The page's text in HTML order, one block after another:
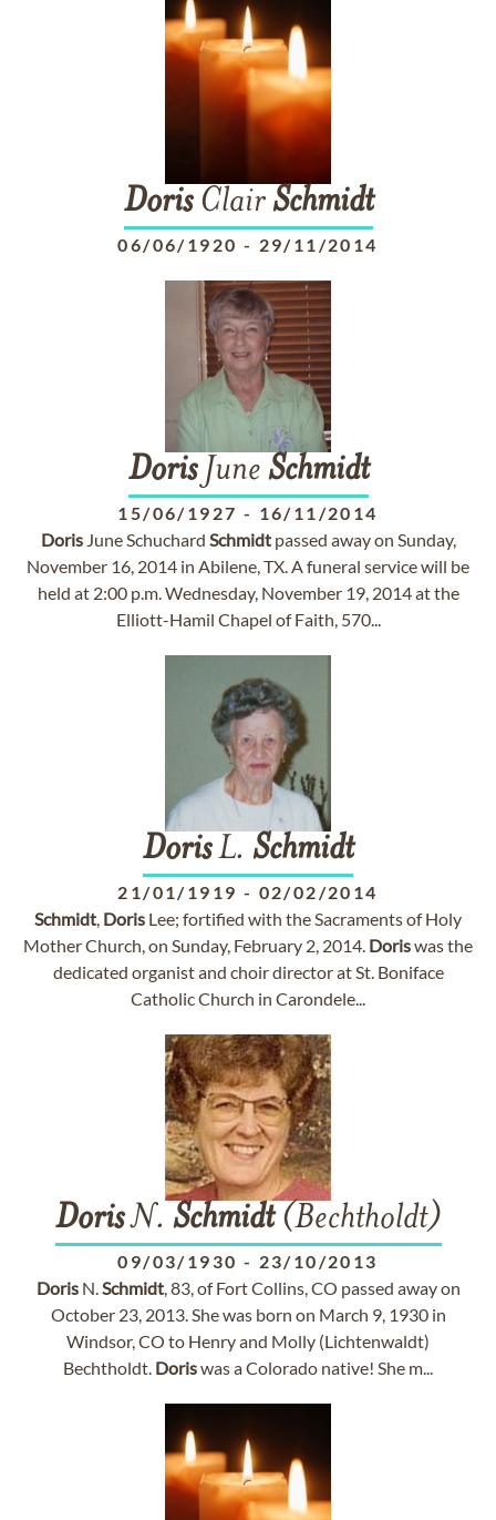
DorisClairSchmidt
06/06/1920 - 29/11/2014
DorisJune Schmidt
15/06/1927 - 16/11/2014
DorisJune Schuchard Schmidtpassed away on Sunday,
November 16, 2014 in Abilene, TX. A funeral service will be
held at 2:00 p.m. Wednesday, November 19, 2014 at the
Elliott-Hamil Chapel of Faith, 570...
DorisL. Schmidt
21/01/1919 - 02/02/2014
Schmidt, Doris Lee; fortified with the Sacraments of Holy
Mother Church, on Sunday, February 2, 2014. Doriswas the
dedicated organist and choir director at St. Boniface
Catholic Church in Carondele...
DorisN. Schmidt(Bechtholdt)
09/03/1930 - 23/10/2013
DorisN.Schmidt, 83, of Fort Collins, CO passed away on
October 23, 2013. She was born on March 9, 1930 in
Windsor, CO to Henry and Molly (Lichtenwaldt)
Bechtholdt. Doriswas a Colorado native! She m...